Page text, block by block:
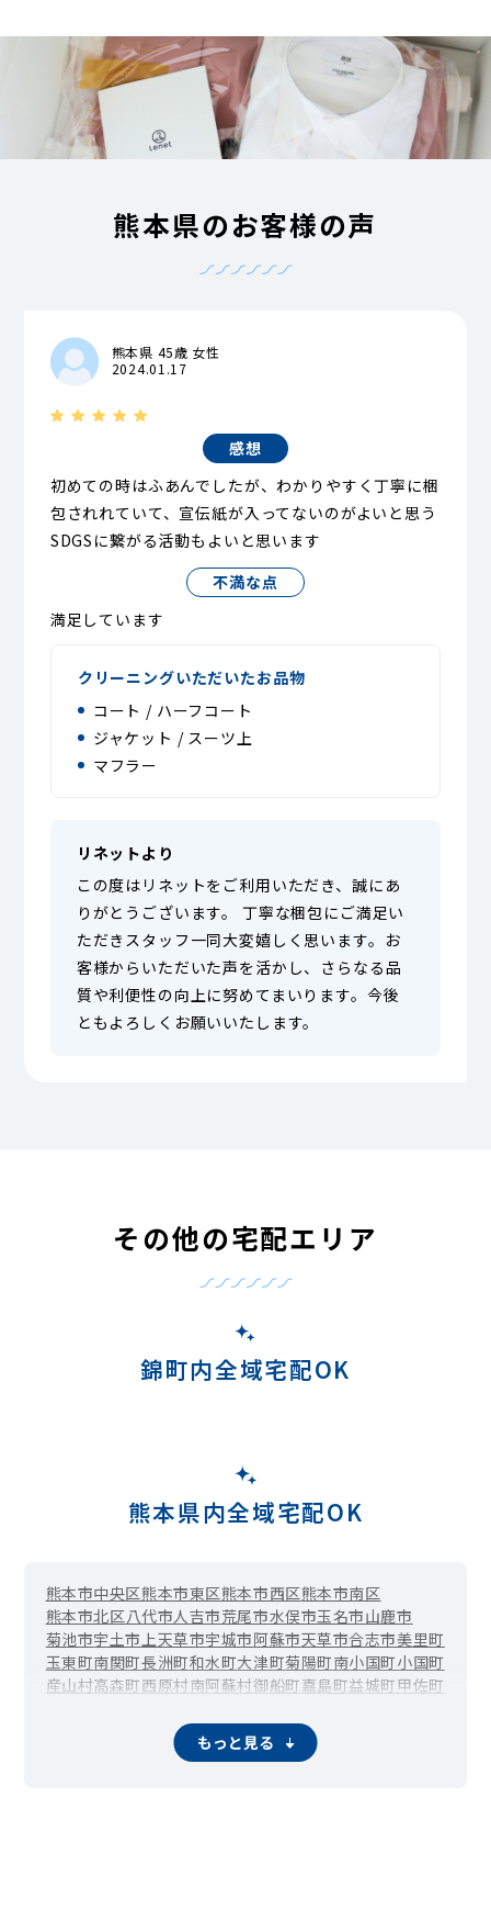
熊本県のお客様の声
熊本県 45歳 女性
2024.01.17
感想
初めての時はふあんでしたが、わかりやすく丁寧に梱
包されれていて、宣伝紙が入ってないのがよいと思う
SDGSに繋がる活動もよいと思います
不満な点
満足しています
クリーニングいただいたお品物
コート / ハーフコート
ジャケット / スーツ上
マフラー
リネットより
この度はリネットをご利用いただき、誠にあ
りがとうございます。 丁寧な梱包にご満足い
ただきスタッフ一同大変嬉しく思います。お
客様からいただいた声を活かし、さらなる品
質や利便性の向上に努めてまいります。今後
ともよろしくお願いいたします。
その他の宅配エリア
錦町内全域宅配OK
熊本県内全域宅配OK
熊本市中央区熊本市東区熊本市西区熊本市南区
熊本市北区八代市人吉市荒尾市水俣市玉名市山鹿市
菊池市宇土市上天草市宇城市阿蘇市天草市合志市美里町
玉東町南関町長洲町和水町大津町菊陽町南小国町小国町
産山村高森町西原村南阿蘇村御船町嘉島町益城町甲佐町
山江村球磨村 あさぎり町
もっと見る